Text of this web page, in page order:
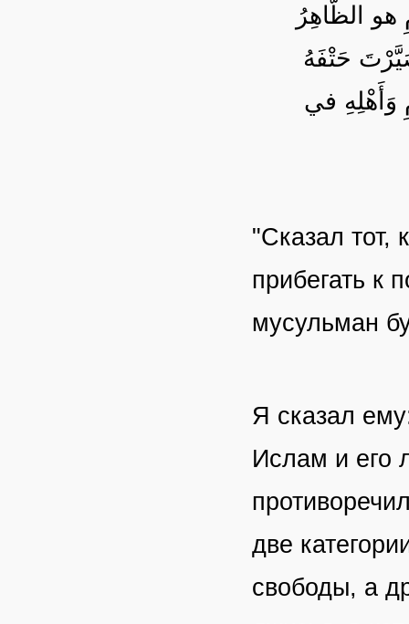
الظَّاهِرُ
حَتْفَهُ
وَأَهْلِهِ في
"Сказал тот,
прибегать к
мусульман
Я сказал
Ислам и его
две
свободы, а